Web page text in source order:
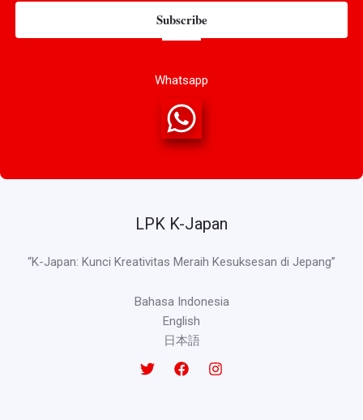
Subscribe
Whatsapp
LPK K-Japan
“K-Japan: Kunci Kreativitas Meraih Kesuksesan di Jepang”
Bahasa Indonesia
English
日本語